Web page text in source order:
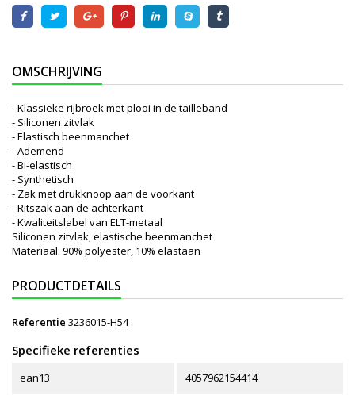
OMSCHRIJVING
- Klassieke rijbroek met plooi in de tailleband
- Siliconen zitvlak
- Elastisch beenmanchet
- Ademend
- Bi-elastisch
- Synthetisch
- Zak met drukknoop aan de voorkant
- Ritszak aan de achterkant
- Kwaliteitslabel van ELT-metaal
Siliconen zitvlak, elastische beenmanchet
Materiaal: 90% polyester, 10% elastaan
PRODUCTDETAILS
Referentie 3236015-H54
Specifieke referenties
ean13 4057962154414